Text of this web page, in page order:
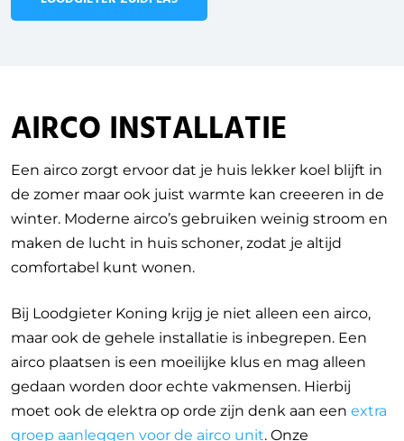
AIRCO INSTALLATIE
Een airco zorgt ervoor dat je huis lekker koel blijft in
de zomer maar ook juist warmte kan creeeren in de
winter. Moderne airco’s gebruiken weinig stroom en
maken de lucht in huis schoner, zodat je altijd
comfortabel kunt wonen.
Bij Loodgieter Koning krijg je niet alleen een airco,
maar ook de gehele installatie is inbegrepen. Een
airco plaatsen is een moeilijke klus en mag alleen
gedaan worden door echte vakmensen. Hierbij
moet ook de elektra op orde zijn denk aan een extra
groep aanleggen voor de airco unit. Onze